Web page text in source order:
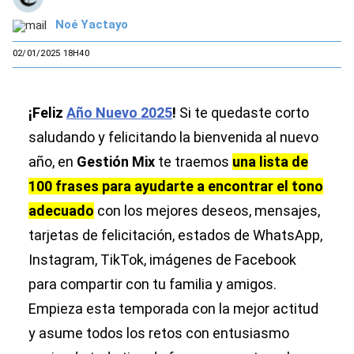
Noé Yactayo
02/01/2025 18H40
¡Feliz Año Nuevo 2025! Si te quedaste corto
saludando y felicitando la bienvenida al nuevo
año, en Gestión Mix te traemos una lista de
100 frases para ayudarte a encontrar el tono
adecuado con los mejores deseos, mensajes,
tarjetas de felicitación, estados de WhatsApp,
Instagram, TikTok, imágenes de Facebook
para compartir con tu familia y amigos.
Empieza esta temporada con la mejor actitud
y asume todos los retos con entusiasmo